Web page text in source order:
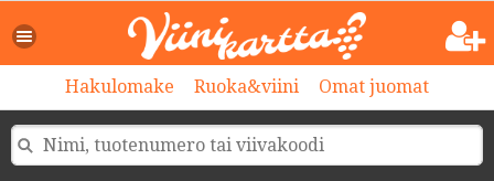
Hakulomake Ruoka&viini Omat juomat